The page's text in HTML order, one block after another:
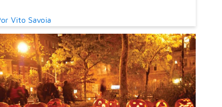
embrujada inspirada en
“Ghostbusters: Frozen
Empire”
Vito Savoia